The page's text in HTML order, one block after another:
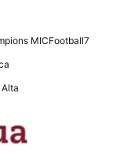
MICFootball7
que el
sigui
Si